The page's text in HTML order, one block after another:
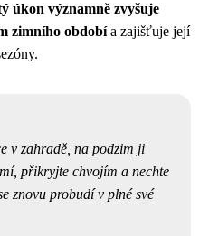
úkon významně zvyšuje
zimního obdobía zajišťuje její
v zahradě, na podzim ji
přikryjte chvojím a nechte
znovu probudí v plné své